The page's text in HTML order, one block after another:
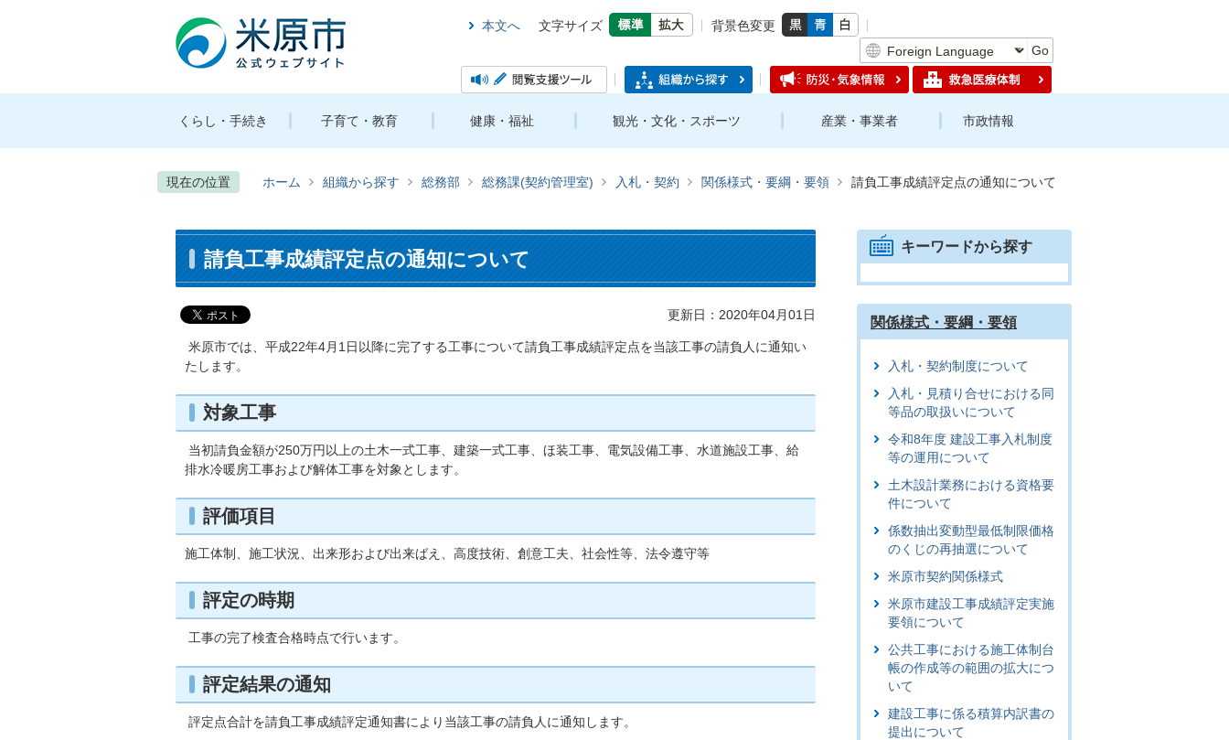
本文へ 文字サイズ
背景色変更
Go
くらし・手続き 子育て・教育 健康・福祉 観光・文化・スポーツ 産業・事業者 市政情報
現在の位置 ホーム 組織から探す 総務部 総務課(契約管理室) 入札・契約 関係様式・要綱・要領 請負工事成績評定点の通知について
請負工事成績評定点の通知について
更新日：2020年04月01日
米原市では、平成22年4月1日以降に完了する工事について請負工事成績評定点を当該工事の請負人に通知い
たします。
対象工事
当初請負金額が250万円以上の土木一式工事、建築一式工事、ほ装工事、電気設備工事、水道施設工事、給
排水冷暖房工事および解体工事を対象とします。
評価項目
施工体制、施工状況、出来形および出来ばえ、高度技術、創意工夫、社会性等、法令遵守等
評定の時期
工事の完了検査合格時点で行います。
評定結果の通知
評定点合計を請負工事成績評定通知書により当該工事の請負人に通知します。
キーワードから探す
関係様式・要綱・要領
入札・契約制度について
入札・見積り合せにおける同
等品の取扱いについて
令和8年度 建設工事入札制度
等の運用について
土木設計業務における資格要
件について
係数抽出変動型最低制限価格
のくじの再抽選について
米原市契約関係様式
米原市建設工事成績評定実施
要領について
公共工事における施工体制台
帳の作成等の範囲の拡大につ
いて
建設工事に係る積算内訳書の
提出について